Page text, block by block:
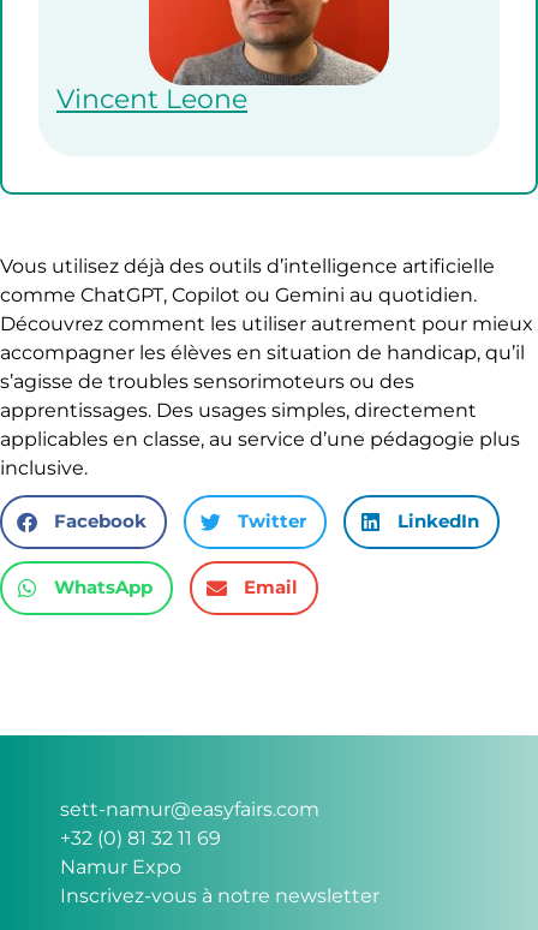
Vincent Leone
Vous utilisez déjà des outils d’intelligence artificielle
comme ChatGPT, Copilot ou Gemini au quotidien.
Découvrez comment les utiliser autrement pour mieux
accompagner les élèves en situation de handicap, qu’il
s’agisse de troubles sensorimoteurs ou des
apprentissages. Des usages simples, directement
applicables en classe, au service d’une pédagogie plus
inclusive.
Facebook Twitter LinkedIn
WhatsApp Email
sett-namur@easyfairs.com
+32 (0) 81 32 11 69
Namur Expo
Inscrivez-vous à notre newsletter